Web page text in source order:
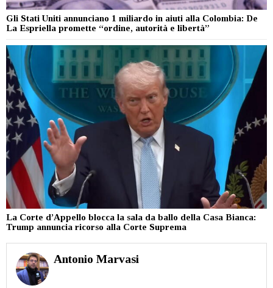
Gli Stati Uniti annunciano 1 miliardo in aiuti alla Colombia: De
La Espriella promette “ordine, autorità e libertà”
La Corte d’Appello blocca la sala da ballo della Casa Bianca:
Trump annuncia ricorso alla Corte Suprema
Antonio Marvasi